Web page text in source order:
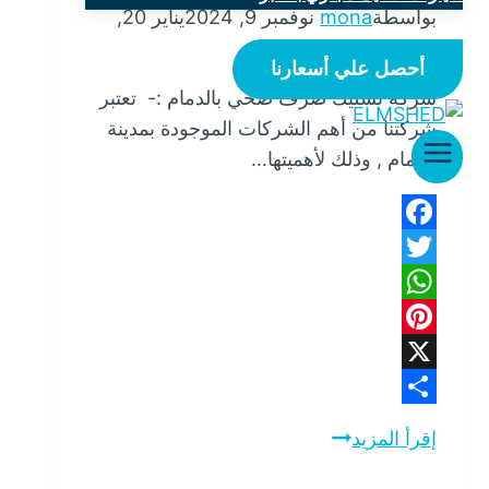
أحصل علي أسعارنا
بواسطةmona نوفمبر 9, 2024
يناير 20,
شركة تسليك صرف صحي بالدمام :- تعتبر
شركتنا من أهم الشركات الموجودة بمدينة
الدمام , وذلك لأهميتها…
Facebook
Twitter
WhatsApp
Pinterest
X
Share
إقرأ المزيدشركة